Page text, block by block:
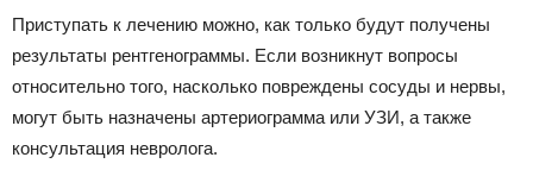
Приступать к лечению можно, как только будут получены
результаты рентгенограммы. Если возникнут вопросы
относительно того, насколько повреждены сосуды и нервы,
могут быть назначены артериограмма или УЗИ, а также
консультация невролога.